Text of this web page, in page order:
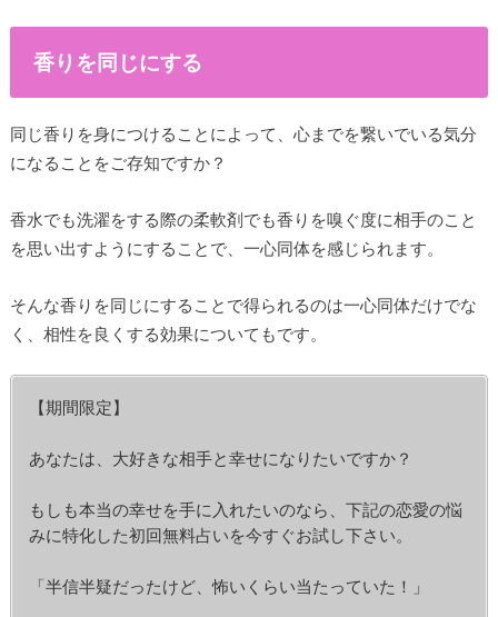
香りを同じにする
同じ香りを身につけることによって、心までを繋いでいる気分
になることをご存知ですか？
香水でも洗濯をする際の柔軟剤でも香りを嗅ぐ度に相手のこと
を思い出すようにすることで、一心同体を感じられます。
そんな香りを同じにすることで得られるのは一心同体だけでな
く、相性を良くする効果についてもです。
【期間限定】
あなたは、大好きな相手と幸せになりたいですか？
もしも本当の幸せを手に入れたいのなら、下記の恋愛の悩
みに特化した初回無料占いを今すぐお試し下さい。
「半信半疑だったけど、怖いくらい当たっていた！」